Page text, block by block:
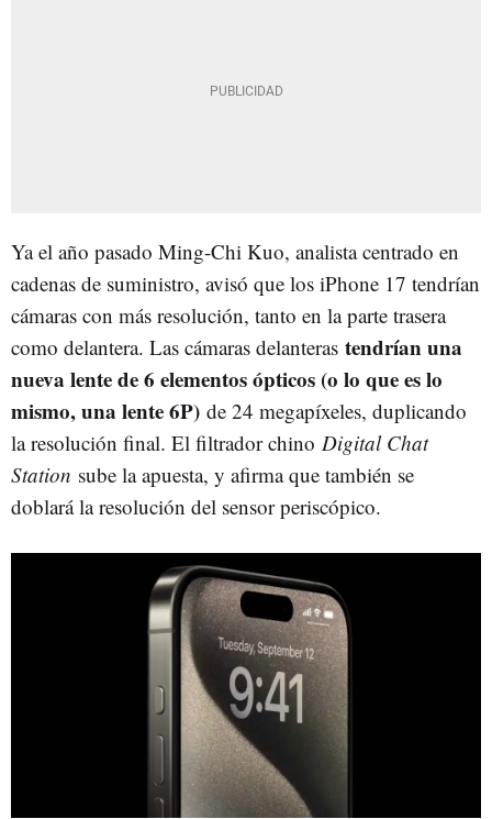
Ya el año pasado Ming-Chi Kuo, analista centrado en
cadenas de suministro, avisó que los iPhone 17 tendrían
cámaras con más resolución, tanto en la parte trasera
como delantera. Las cámaras delanteras tendrían una
nueva lente de 6 elementos ópticos (o lo que es lo
mismo, una lente 6P) de 24 megapíxeles, duplicando
la resolución final. El filtrador chino Digital Chat
Station sube la apuesta, y afirma que también se
doblará la resolución del sensor periscópico.